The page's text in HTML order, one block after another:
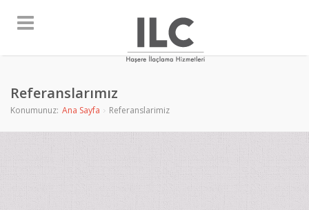
Referanslarımız
Konumunuz: Ana Sayfa Referanslarimiz